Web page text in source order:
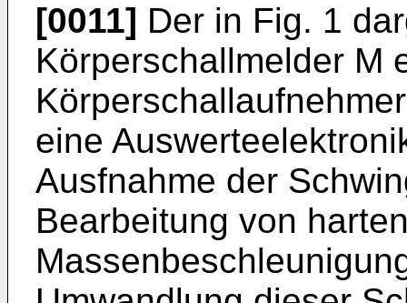
[0011] Der in Fig. 1
Körperschallmelder M
eine
Ausfnahme der
Bearbeitung von